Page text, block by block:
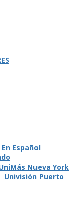
En Español
Nueva York
Univisión Puerto